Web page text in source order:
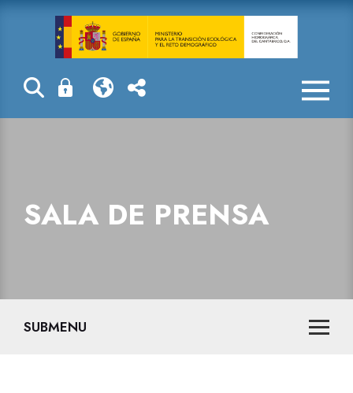
Sala de prensa
SALA DE PRENSA
SUBMENU